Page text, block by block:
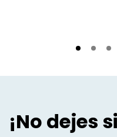
¡No dejes